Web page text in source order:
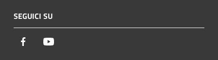
SEGUICI SU
Facebook